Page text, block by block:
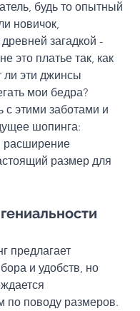
будь то опытный
новичок,
загадкой -
это платье так, как
ли эти джинсы
мои бедра?
этими заботами и
шопинга:
расширение
размер для
предлагает
и удобств, но
по поводу размеров.